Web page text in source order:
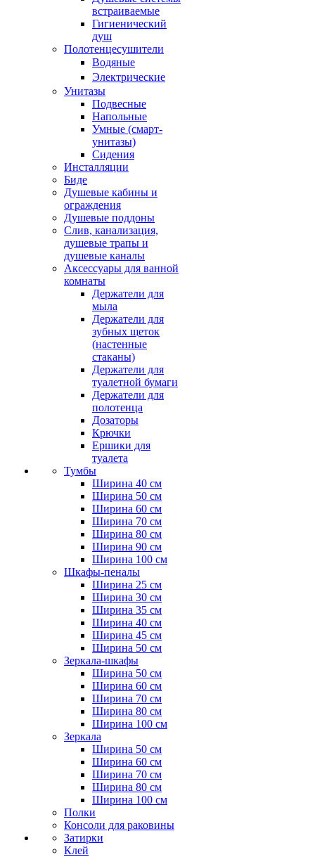
встраиваемые
Гигиенический
душ
Полотенцесушители
ㅤВодяные
ㅤЭлектрические
Унитазы
Подвесные
Напольные
Умные (смарт-
унитазы)
Сидения
Инсталляции
Биде
Душевые кабины и
ограждения
Душевые поддоны
Слив, канализация,
душевые трапы и
душевые каналы
Аксессуары для ванной
комнаты
Держатели для
мыла
Держатели для
зубных щеток
(настенные
стаканы)
Держатели для
туалетной бумаги
Держатели для
полотенца
Дозаторы
Крючки
Ершики для
туалета
Тумбы
Ширина 40 см
Ширина 50 см
Ширина 60 см
Ширина 70 см
Ширина 80 см
Ширина 90 см
Ширина 100 см
Шкафы-пеналы
Ширина 25 см
Ширина 30 см
Ширина 35 см
Ширина 40 см
Ширина 45 см
Ширина 50 см
Зеркала-шкафы
Ширина 50 см
Ширина 60 см
Ширина 70 см
Ширина 80 см
Ширина 100 см
Зеркала
Ширина 50 см
Ширина 60 см
Ширина 70 см
Ширина 80 см
Ширина 100 см
Полки
Консоли для раковины
Затирки
Клей